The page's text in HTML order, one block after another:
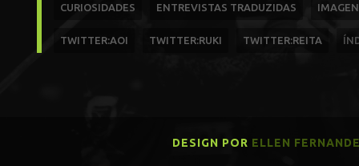
CURIOSIDADES ENTREVISTAS TRADUZIDAS
TWITTER:AOI TWITTER:RUKI TWITTER:REITA
DESIGN POR ELLEN